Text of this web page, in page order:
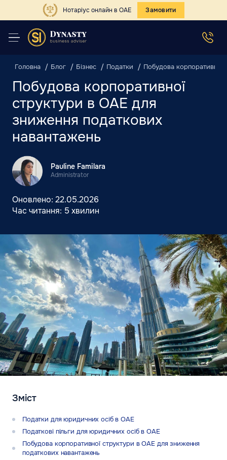
Нотаріус онлайн в ОАЕ Замовити
Головна Блог Бізнес Податки Побудова
Побудова корпоративної
структури в ОАЕ для
зниження податкових
навантажень
Pauline Familara
Administrator
Оновлено: 22.05.2026
Час читання: 5 хвилин
Зміст
Податки для юридичних осіб в ОАЕ
Податкові пільги для юридичних осіб в ОАЕ
⁠Побудова корпоративної структури в ОАЕ для зниження
податкових навантажень